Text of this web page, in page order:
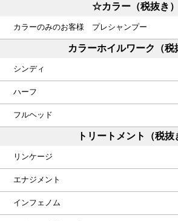
☆カラー（税抜き）
カラーのみのお客様 プレシャンプー
カラーホイルワーク（税
シンディ
ハーフ
フルヘッド
トリートメント（税抜
リンケージ
エナジメント
インフェノム